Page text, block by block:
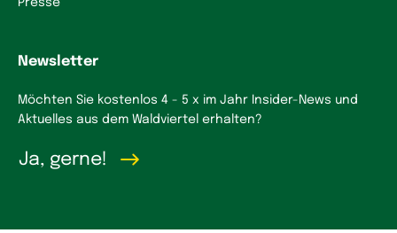
Presse
Newsletter
Möchten Sie kostenlos 4 - 5 x im Jahr Insider-News und
Aktuelles aus dem Waldviertel erhalten?
Ja, gerne!